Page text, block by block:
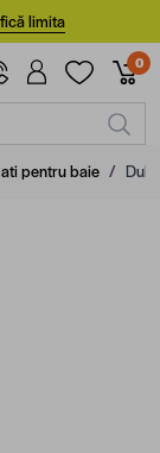
limita
0
pentru baie /